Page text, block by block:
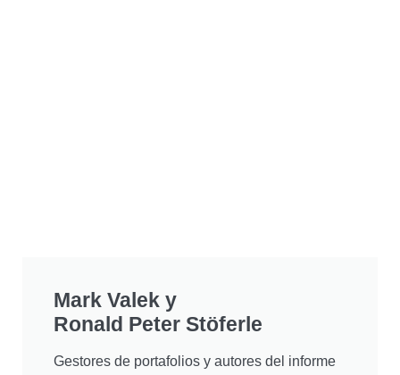
Mark Valek y
Ronald Peter Stöferle
Gestores de portafolios y autores del informe